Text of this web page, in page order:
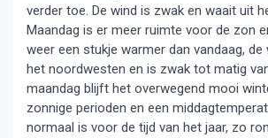
verder toe. De wind is zwak en waait uit
Maandag is er meer ruimte voor de zon
weer een stukje warmer dan vandaag, de
het noordwesten en is zwak tot matig
maandag blijft het overwegend mooi
zonnige perioden en een
normaal is voor de tijd van het jaar, zo